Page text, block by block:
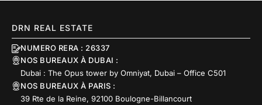
DRN REAL ESTATE
NUMERO RERA : 26337
NOS BUREAUX À DUBAI :
Dubai : The Opus tower by Omniyat, Dubai – Office C501
NOS BUREAUX À PARIS :
39 Rte de la Reine, 92100 Boulogne-Billancourt